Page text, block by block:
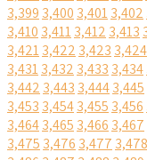
3,399 3,400 3,4013,402
3,410 3,4113,412 3,413
3,4213,422 3,423 3,424
3,4313,432 3,433 3,434
3,442 3,443 3,4443,445
3,453 3,4543,455 3,456
3,4643,465 3,466 3,467
3,475 3,476 3,477 3,478